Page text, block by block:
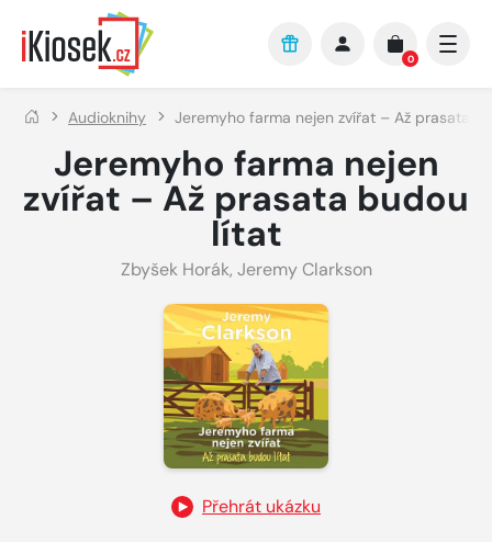
Přejít na hlavní obsah
0
Audioknihy Jeremyho farma nejen zvířat – Až prasata
Jeremyho farma nejen
zvířat – Až prasata budou
lítat
Zbyšek Horák, Jeremy Clarkson
Přehrát ukázku